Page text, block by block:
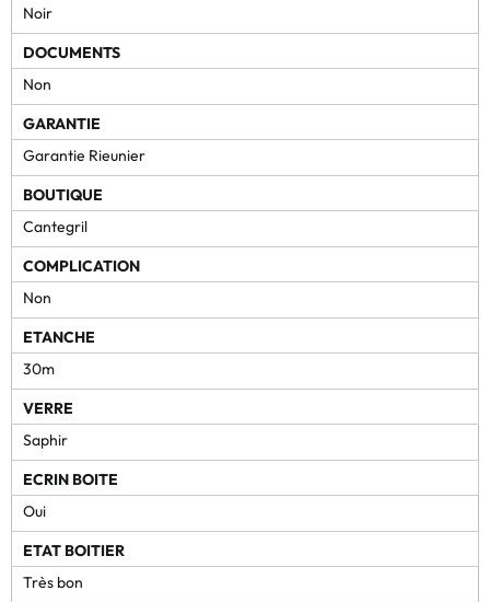
Noir
DOCUMENTS
Non
GARANTIE
Garantie Rieunier
BOUTIQUE
Cantegril
COMPLICATION
Non
ETANCHE
30m
VERRE
Saphir
ECRIN BOITE
Oui
ETAT BOITIER
Très bon